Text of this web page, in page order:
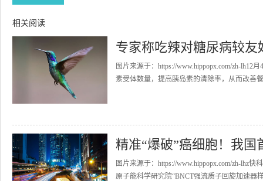
相关阅读
专家称吃辣对糖尿病较
图片来源于：https://www.hippopx.com/zh-
素受体数量，提高胰岛素的清除率，从而改善
精准“爆破”癌细胞！我
图片来源于：https://www.hippopx.com/zh-lhz
原子能科学研究院“BNCT强流质子回旋加速器